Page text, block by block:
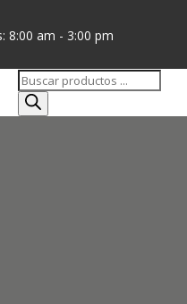
8:00 am - 3:00 pm
Búsqueda
de
productos